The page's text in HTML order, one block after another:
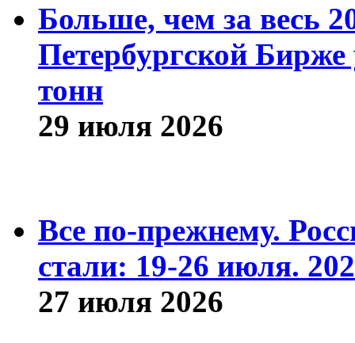
Больше, чем за весь
Петербургской
тонн
29 июля 2026
Все по-прежнему.
стали: 19-26 июля.
27 июля 2026